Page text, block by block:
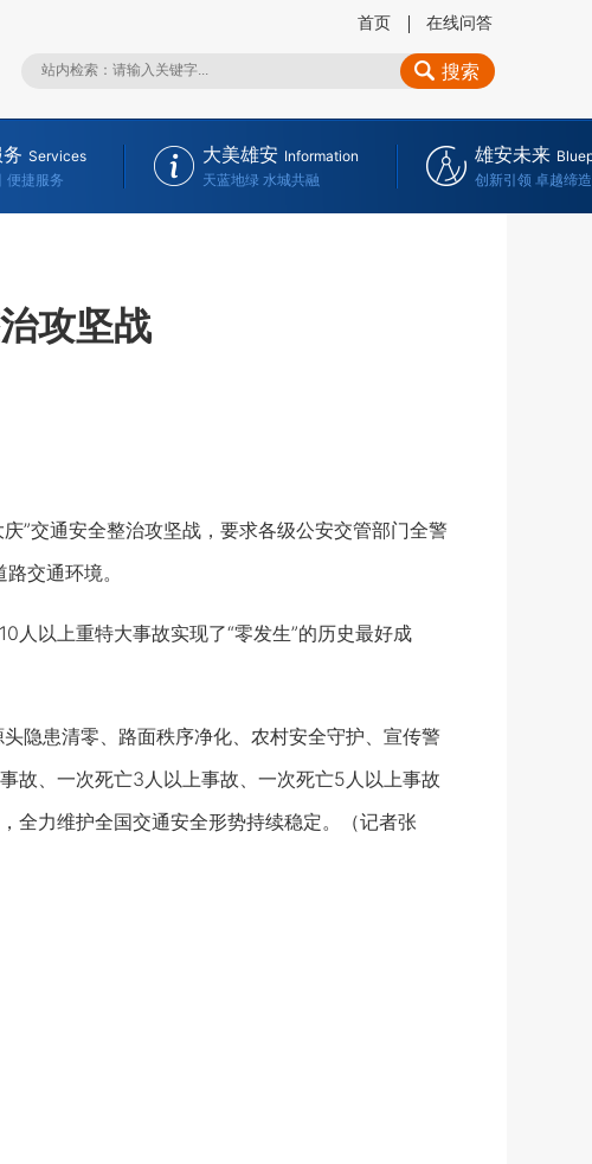
首页 在线问答
搜索
Services
便捷服务
大美雄安 Information
天蓝地绿 水城共融
雄安未来
创新引领 卓越缔造
攻坚战
交通安全整治攻坚战，要求各级公安交管部门全警
交通环境。
以上重特大事故实现了“零发生”的历史最好成
患清零、路面秩序净化、农村安全守护、宣传警
故、一次死亡3人以上事故、一次死亡5人以上事故
全力维护全国交通安全形势持续稳定。（记者张